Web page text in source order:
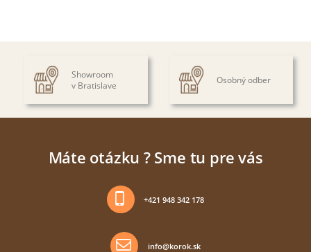
Showroom
v Bratislave
Osobný odber
Máte otázku ? Sme tu pre vás
+421 948 342 178
info@korok.sk